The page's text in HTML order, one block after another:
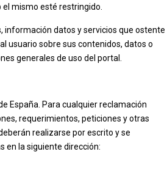
mismo esté restringido.
información datos y servicios que ostente
usuario sobre sus contenidos, datos o
generales de uso del portal.
España. Para cualquier reclamación
requerimientos, peticiones y otras
realizarse por escrito y se
en la siguiente dirección: